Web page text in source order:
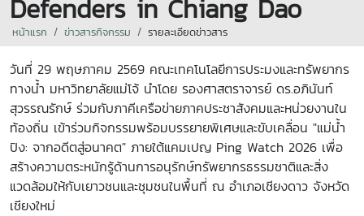
Defenders in Chiang Dao
หน้าแรก ข่าวสารกิจกรรม รายละเอียดข่าวสาร
วันที่ 29 พฤษภาคม 2569 คณะเทคโนโลยีการประมงและทรัพยากร
ทางน้ำ มหาวิทยาลัยแม่โจ้ นำโดย รองศาสตราจารย์ ดร.อภินันท์
สุวรรณรักษ์ ร่วมกับภาคีเครือข่ายภาคประชาสังคมและหน่วยงานใน
ท้องถิ่น เข้าร่วมกิจกรรมพร้อมบรรยายพิเศษและขับเคลื่อน "แม่น้ำ
ปิง: จากอดีตสู่อนาคต" ภายใต้แคมเปญ Ping Watch 2026 เพื่อ
สร้างความตระหนักรู้ด้านการอนุรักษ์ทรัพยากรธรรมชาติและสิ่ง
แวดล้อมให้กับเยาวชนและชุมชนในพื้นที่ ณ อำเภอเชียงดาว จังหวัด
เชียงใหม่